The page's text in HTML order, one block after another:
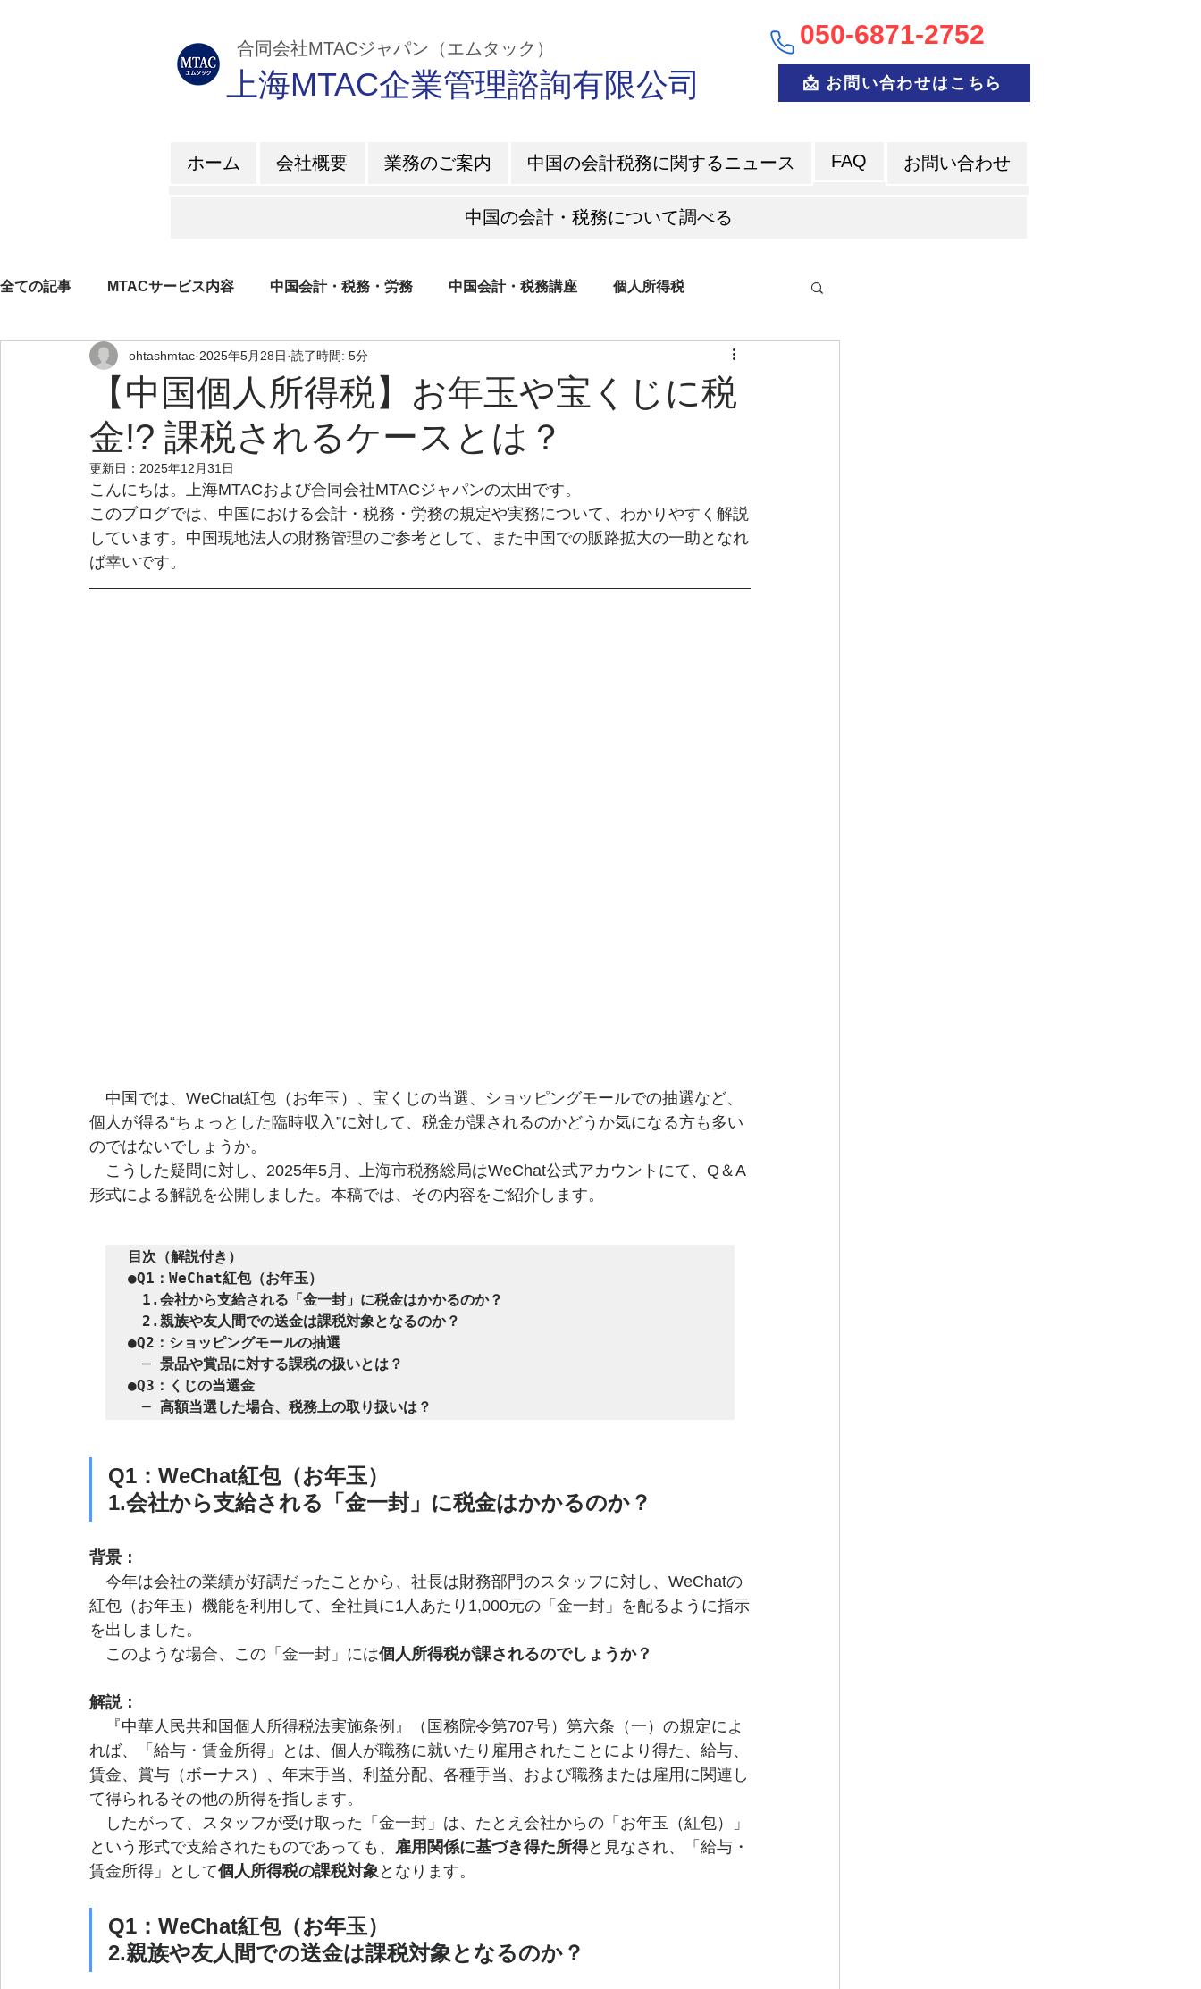
​ 合同会社MTACジャパン（エムタック） 050-6871-2752
上海MTAC企業管理諮詢有限公司 📩 お問い合わせはこちら
ホーム 会社概要 業務のご案内 中国の会計税務に関するニュース FAQ お問い合わせ
中国の会計・税務について調べる
全ての記事 MTACサービス内容 中国会計・税務・労務 中国会計・税務講座 個人所得税
企業所得税 増値税 日系企業紹介 ブログ
【中国個人所得税】お年玉や宝くじに税
金!? 課税されるケースとは？
ohtashmtac 2025年5月28日 読了時間: 5分
更新日： 2025年12月31日
こんにちは。上海MTACおよび合同会社MTACジャパンの太田です。
このブログでは、中国における会計・税務・労務の規定や実務について、わかりやすく解説
しています。中国現地法人の財務管理のご参考として、また中国での販路拡大の一助となれ
ば幸いです。
中国では、WeChat紅包（お年玉）、宝くじの当選、ショッピングモールでの抽選など、
個人が得る“ちょっとした臨時収入”に対して、税金が課されるのかどうか気になる方も多い
のではないでしょうか。
こうした疑問に対し、2025年5月、上海市税務総局はWeChat公式アカウントにて、Q＆A
形式による解説を公開しました。本稿では、その内容をご紹介します。
目次（解説付き）
●Q1：WeChat紅包（お年玉）
1.会社から支給される「金一封」に税金はかかるのか？
2.親族や友人間での送金は課税対象となるのか？
●Q2：ショッピングモールの抽選
─ 景品や賞品に対する課税の扱いとは？
●Q3：くじの当選金
─ 高額当選した場合、税務上の取り扱いは？
Q1：WeChat紅包（お年玉）
1.会社から支給される「金一封」に税金はかかるのか？
背景：
今年は会社の業績が好調だったことから、社長は財務部門のスタッフに対し、WeChatの
紅包（お年玉）機能を利用して、全社員に1人あたり1,000元の「金一封」を配るように指示
を出しました。
このような場合、この「金一封」には個人所得税が課されるのでしょうか？
解説：
『中華人民共和国個人所得税法実施条例』（国務院令第707号）第六条（一）の規定によ
れば、「給与・賃金所得」とは、個人が職務に就いたり雇用されたことにより得た、給与、
賃金、賞与（ボーナス）、年末手当、利益分配、各種手当、および職務または雇用に関連し
て得られるその他の所得を指します。
したがって、スタッフが受け取った「金一封」は、たとえ会社からの「お年玉（紅包）」
という形式で支給されたものであっても、 雇用関係に基づき得た所得と見なされ、「給与・
賃金所得」として個人所得税の課税対象 となります。
Q1：WeChat紅包（お年玉）
2.親族や友人間での送金は課税対象となるのか？